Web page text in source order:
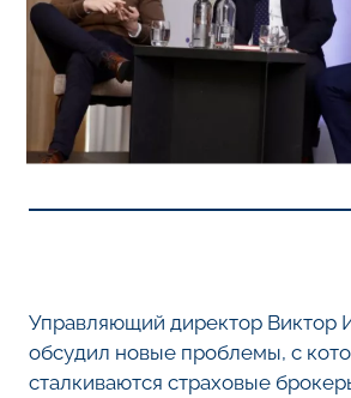
Управляющий директор Виктор
обсудил новые проблемы, с
сталкиваются страховые